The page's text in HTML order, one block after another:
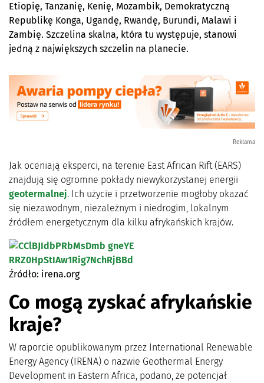
Etiopię, Tanzanię, Kenię, Mozambik, Demokratyczną
Republikę Konga, Ugandę, Rwandę, Burundi, Malawi i
Zambię. Szczelina skalna, która tu występuje, stanowi
jedną z największych szczelin na planecie.
Reklama
Jak oceniają eksperci, na terenie East African Rift (EARS)
znajdują się ogromne pokłady niewykorzystanej energii
geotermalnej. Ich użycie i przetworzenie mogłoby okazać
się niezawodnym, niezależnym i niedrogim, lokalnym
źródłem energetycznym dla kilku afrykańskich krajów.
Źródło: irena.org
Co mogą zyskać afrykańskie
kraje?
W raporcie opublikowanym przez International Renewable
Energy Agency (IRENA) o nazwie Geothermal Energy
Development in Eastern Africa, podano, że potencjał